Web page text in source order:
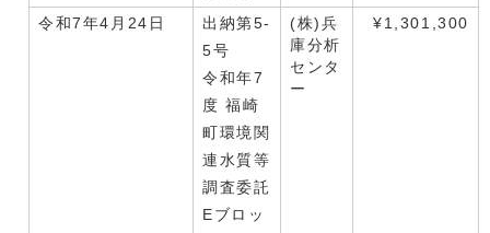
令和7年4月24日
出納第5-
5号
令和年7
度 福崎
町環境関
連水質等
調査委託
Eブロッ
(株)兵
庫分析
センタ
ー
¥1,301,300